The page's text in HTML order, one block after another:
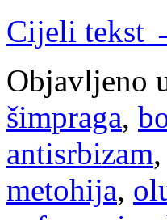
Cijeli tekst
Objavljeno
šimpraga,
antisrbizam,
metohija,